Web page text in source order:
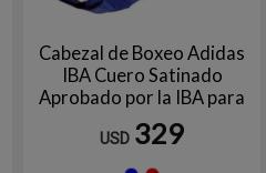
Cabezal de Boxeo Adidas
IBA Cuero Satinado
Aprobado por la IBA para
Competicion Amateur y
Olimpica
USD 329